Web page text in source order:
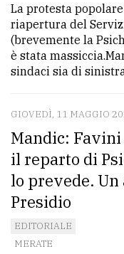
La protesta
riapertura del
(brevemente la
è stata
sindaci sia di
GIOVEDÌ, 11 MAGGIO
Mandic:
il reparto di
lo prevede.
Presidio
EDITORIALE
MERATE